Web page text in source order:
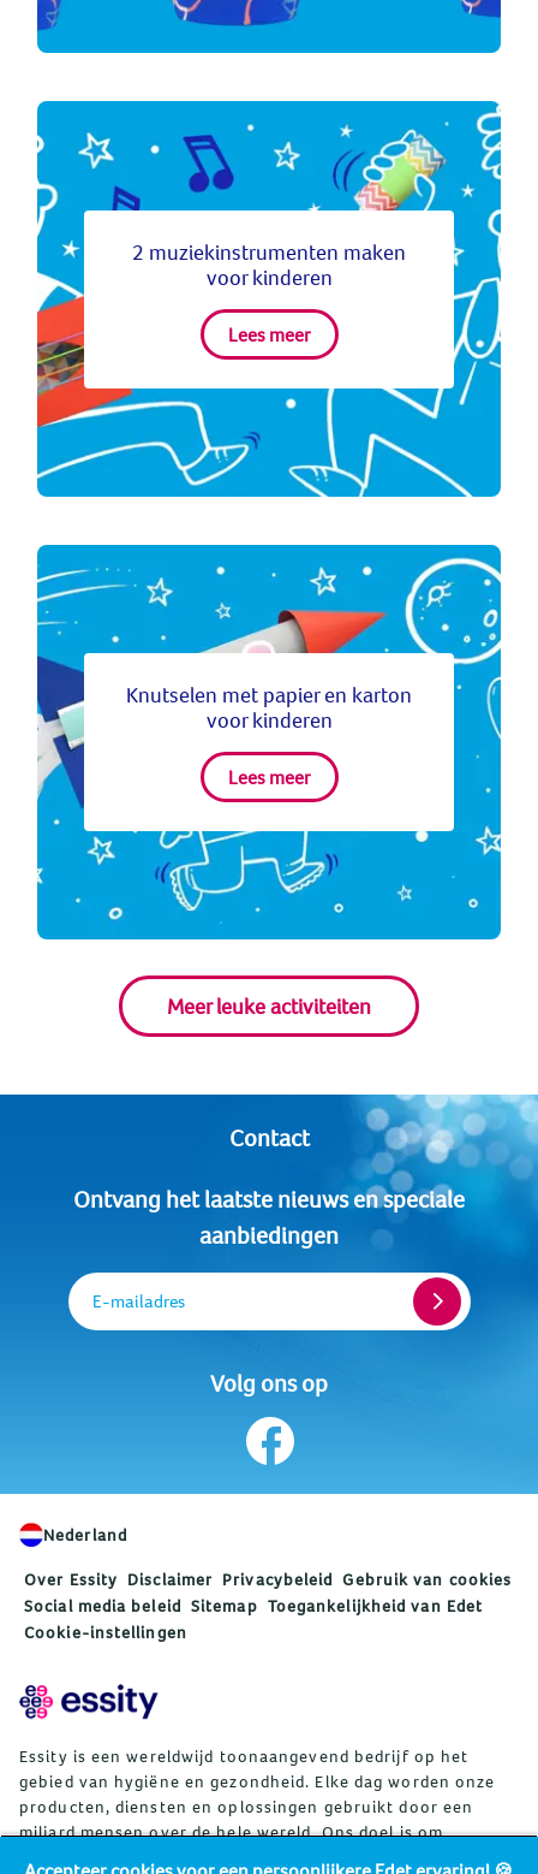
2 muziekinstrumenten maken
voor kinderen
Lees meer
Knutselen met papier en karton
voor kinderen
Lees meer
Meer leuke activiteiten
Contact
Ontvang het laatste nieuws en speciale
aanbiedingen
E-mailadres
Volg ons op
Nederland
Over Essity Disclaimer Privacybeleid Gebruik van cookies
Social media beleid Sitemap Toegankelijkheid van Edet
Cookie-instellingen
Essity is een wereldwijd toonaangevend bedrijf op het
gebied van hygiëne en gezondheid. Elke dag worden onze
producten, diensten en oplossingen gebruikt door een
miljard mensen over de hele wereld. Ons doel is om